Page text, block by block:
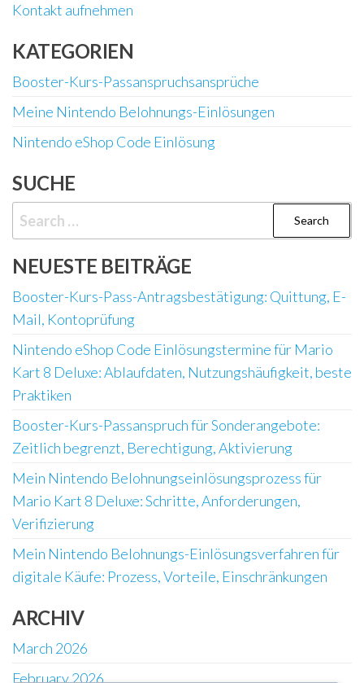
Kontakt aufnehmen
KATEGORIEN
Booster-Kurs-Passanspruchsansprüche
Meine Nintendo Belohnungs-Einlösungen
Nintendo eShop Code Einlösung
SUCHE
Search
for:
NEUESTE BEITRÄGE
Booster-Kurs-Pass-Antragsbestätigung: Quittung, E-
Mail, Kontoprüfung
Nintendo eShop Code Einlösungstermine für Mario
Kart 8 Deluxe: Ablaufdaten, Nutzungshäufigkeit, beste
Praktiken
Booster-Kurs-Passanspruch für Sonderangebote:
Zeitlich begrenzt, Berechtigung, Aktivierung
Mein Nintendo Belohnungseinlösungsprozess für
Mario Kart 8 Deluxe: Schritte, Anforderungen,
Verifizierung
Mein Nintendo Belohnungs-Einlösungsverfahren für
digitale Käufe: Prozess, Vorteile, Einschränkungen
ARCHIV
March 2026
February 2026